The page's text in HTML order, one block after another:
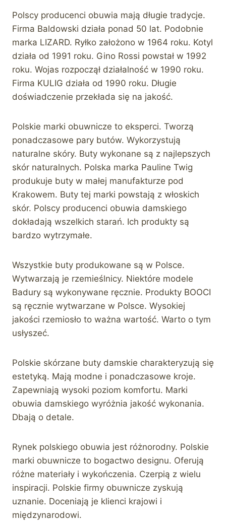
Polscy producenci obuwia mają długie tradycje.
Firma Baldowski działa ponad 50 lat. Podobnie
marka LIZARD. Ryłko założono w 1964 roku. Kotyl
działa od 1991 roku. Gino Rossi powstał w 1992
roku. Wojas rozpoczął działalność w 1990 roku.
Firma KULIG działa od 1990 roku. Długie
doświadczenie przekłada się na jakość.
Polskie marki obuwnicze to eksperci. Tworzą
ponadczasowe pary butów. Wykorzystują
naturalne skóry. Buty wykonane są z najlepszych
skór naturalnych. Polska marka Pauline Twig
produkuje buty w małej manufakturze pod
Krakowem. Buty tej marki powstają z włoskich
skór. Polscy producenci obuwia damskiego
dokładają wszelkich starań. Ich produkty są
bardzo wytrzymałe.
Wszystkie buty produkowane są w Polsce.
Wytwarzają je rzemieślnicy. Niektóre modele
Badury są wykonywane ręcznie. Produkty BOOCI
są ręcznie wytwarzane w Polsce. Wysokiej
jakości rzemiosło to ważna wartość. Warto o tym
usłyszeć.
Polskie skórzane buty damskie charakteryzują się
estetyką. Mają modne i ponadczasowe kroje.
Zapewniają wysoki poziom komfortu. Marki
obuwia damskiego wyróżnia jakość wykonania.
Dbają o detale.
Rynek polskiego obuwia jest różnorodny. Polskie
marki obuwnicze to bogactwo designu. Oferują
różne materiały i wykończenia. Czerpią z wielu
inspiracji. Polskie firmy obuwnicze zyskują
uznanie. Doceniają je klienci krajowi i
międzynarodowi.